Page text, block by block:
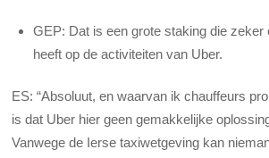
GEP: Dat is een grote staking die zeker
heeft op de activiteiten van Uber.
ES: “Absoluut, en waarvan ik chauffeurs
is dat Uber hier geen gemakkelijke
Vanwege de Ierse taxiwetgeving kan